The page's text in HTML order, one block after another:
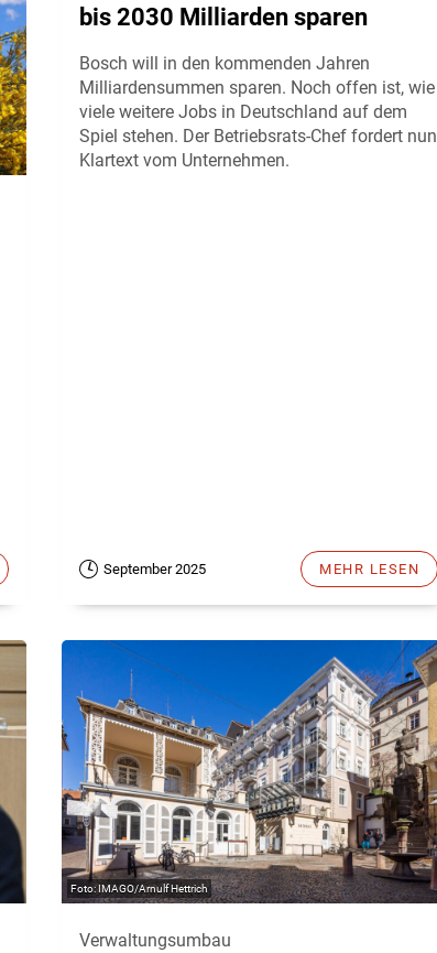
bis 2030 Milliarden sparen
Bosch will in den kommenden Jahren
Milliardensummen sparen. Noch offen ist, wie
viele weitere Jobs in Deutschland auf dem
Spiel stehen. Der Betriebsrats-Chef fordert nun
Klartext vom Unternehmen.
September 2025 MEHR LESEN
IMAGO/Arnulf Hettrich
Verwaltungsumbau